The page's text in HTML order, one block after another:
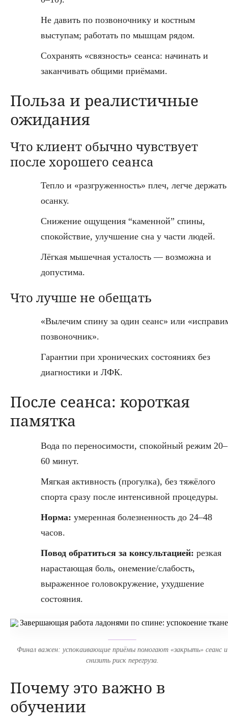
Не давить по позвоночнику и костным
выступам; работать по мышцам рядом.
Сохранять «связность» сеанса: начинать и
заканчивать общими приёмами.
Польза и реалистичные
ожидания
Что клиент обычно чувствует
после хорошего сеанса
Тепло и «разгруженность» плеч, легче держать
осанку.
Снижение ощущения “каменной” спины,
спокойствие, улучшение сна у части людей.
Лёгкая мышечная усталость — возможна и
допустима.
Что лучше не обещать
«Вылечим спину за один сеанс» или
позвоночник».
Гарантии при хронических состояниях без
диагностики и ЛФК.
После сеанса: короткая
памятка
Вода по переносимости, спокойный режим 20–
60 минут.
Мягкая активность (прогулка), без тяжёлого
спорта сразу после интенсивной процедуры.
Норма: умеренная болезненность до 24–48
часов.
Повод обратиться за консультацией: резкая
нарастающая боль, онемение/слабость,
выраженное головокружение, ухудшение
состояния.
Финал важен: успокаивающие приёмы помогают «закрыть» сеанс и
снизить риск перегруза.
Почему это важно в
обучении